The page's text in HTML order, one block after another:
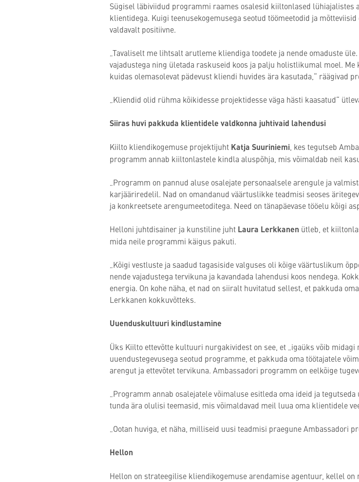
Sügisel läbiviidud programmi raames osalesid kiiltonlased lühiajalistes
klientidega. Kuigi teenusekogemusega seotud töömeetodid ja
valdavalt positiivne.
„Tavaliselt me lihtsalt arutleme kliendiga toodete ja nende omaduste
vajadustega ning ületada raskuseid koos ja palju holistlikumal moel.
kuidas olemasolevat pädevust kliendi huvides ära kasutada,“ räägivad
„Kliendid olid rühma kõikidesse projektidesse väga hästi kaasatud“
Siiras huvi pakkuda klientidele valdkonna juhtivaid lahendusi
Kiilto kliendikogemuse projektijuht Katja Suuriniemi , kes tegutseb
programm annab kiiltonlastele kindla aluspõhja, mis võimaldab neil
„Programm on pannud aluse osalejate personaalsele arengule ja
karjääriredelil. Nad on omandanud väärtuslikke teadmisi seoses
ja konkreetsete arengumeetoditega. Need on tänapäevase tööelu kõigi
Helloni juhtdisainer ja kunstiline juht Laura Lerkkanen ütleb, et
mida neile programmi käigus pakuti.
„Kõigi vestluste ja saadud tagasiside valguses oli kõige väärtuslikum
nende vajadustega tervikuna ja kavandada lahendusi koos nendega.
energia. On kohe näha, et nad on siiralt huvitatud sellest, et pakkuda
Lerkkanen kokkuvõtteks.
Uuenduskultuuri kindlustamine
Üks Kiilto ettevõtte kultuuri nurgakividest on see, et „igaüks võib
uuendustegevusega seotud programme, et pakkuda oma töötajatele
arengut ja ettevõtet tervikuna. Ambassadori programm on eelkõige
„Programm annab osalejatele võimaluse esitleda oma ideid ja
tunda ära olulisi teemasid, mis võimaldavad meil luua oma klientidele
„Ootan huviga, et näha, milliseid uusi teadmisi praegune Ambassadori
Hellon
Hellon on strateegilise kliendikogemuse arendamise agentuur, kellel